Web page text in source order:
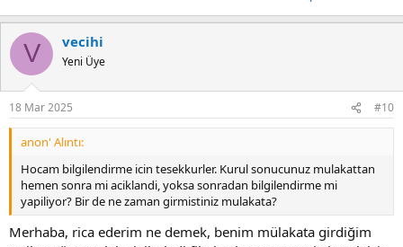
V vecihi
Yeni Üye
18 Mar 2025 #10
anon' Alıntı:
Hocam bilgilendirme icin tesekkurler. Kurul sonucunuz mulakattan
hemen sonra mi aciklandi, yoksa sonradan bilgilendirme mi
yapiliyor? Bir de ne zaman girmistiniz mulakata?
Merhaba, rica ederim ne demek, benim mülakata girdiğim